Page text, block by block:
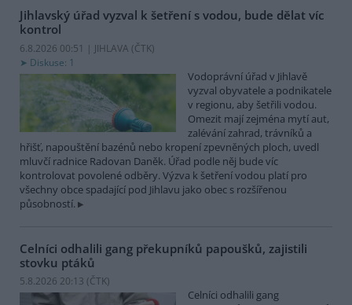
Jihlavský úřad vyzval k šetření s vodou, bude dělat víc
kontrol
6.8.2026 00:51 | JIHLAVA (ČTK)
Diskuse: 1
Vodoprávní úřad v Jihlavě
vyzval obyvatele a podnikatele
v regionu, aby šetřili vodou.
Omezit mají zejména mytí aut,
zalévání zahrad, trávníků a
hřišť, napouštění bazénů nebo kropení zpevněných ploch, uvedl
mluvčí radnice Radovan Daněk. Úřad podle něj bude víc
kontrolovat povolené odběry. Výzva k šetření vodou platí pro
všechny obce spadající pod Jihlavu jako obec s rozšířenou
působností.
Celníci odhalili gang překupníků papoušků, zajistili
stovku ptáků
5.8.2026 20:13 (ČTK)
Celníci odhalili gang